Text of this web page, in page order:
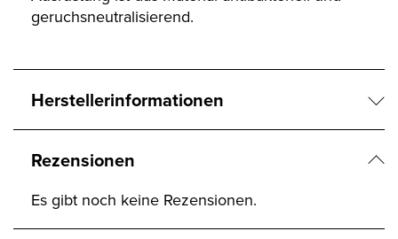
geruchsneutralisierend.
Herstellerinformationen
Rezensionen
Es gibt noch keine Rezensionen.